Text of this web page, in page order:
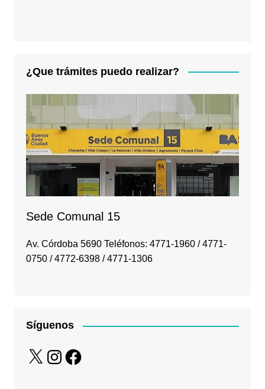
¿Que trámites puedo realizar?
Sede Comunal 15
Av. Córdoba 5690 Teléfonos: 4771-1960 / 4771-
0750 / 4772-6398 / 4771-1306
Síguenos
X InstagramFacebook